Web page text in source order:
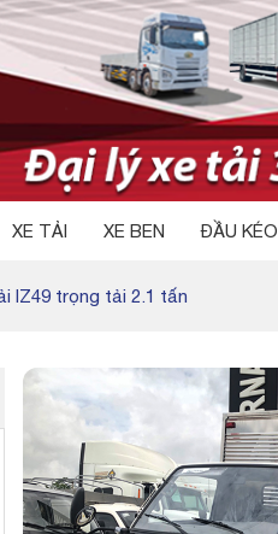
XE TẢI XE BEN ĐẦU KÉO
IZ49 trọng tải 2.1 tấn